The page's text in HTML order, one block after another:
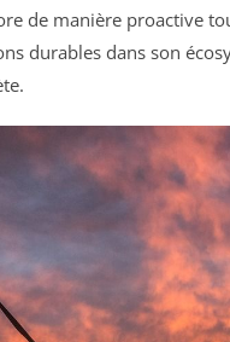
de manière proactive
durables dans son